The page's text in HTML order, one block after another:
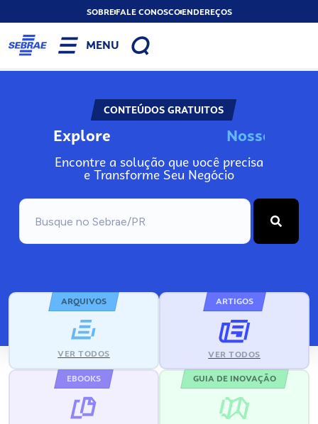
SOBREFALE CONOSCOENDEREÇOS
MENU
CONTEÚDOS GRATUITOS
Explore Nosso
Encontre a solução que você precisa
e Transforme Seu Negócio
ARQUIVOS
VER TODOS
ARTIGOS
VER TODOS
EBOOKS GUIA DE INOVAÇÃO